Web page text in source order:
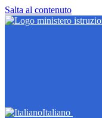
Salta al contenuto
Italiano